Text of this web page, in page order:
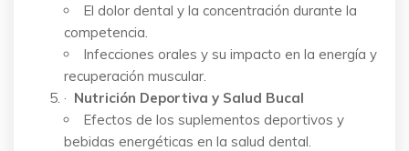
El dolor dental y la concentración durante la
competencia.
Infecciones orales y su impacto en la energía y
recuperación muscular.
· Nutrición Deportiva y Salud Bucal
Efectos de los suplementos deportivos y
bebidas energéticas en la salud dental.